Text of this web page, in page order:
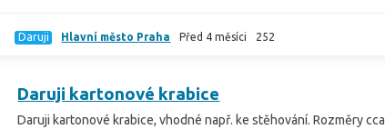
Daruji Hlavní město Praha Před 4 měsíci 252
Daruji kartonové krabice
Daruji kartonové krabice, vhodné např. ke stěhování. Rozměry cca